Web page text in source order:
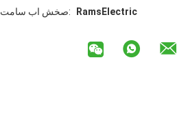
تماس با شخص: RamsElectric